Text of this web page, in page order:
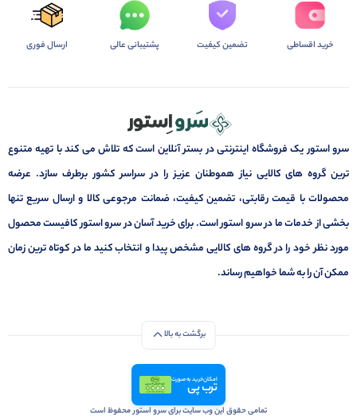
خرید اقساطی تضمین کیفیت پشتیبانی عالی ارسال فوری
سرو استور یک فروشگاه اینترنتی در بستر آنلاین است که تلاش می کند با تهیه متنوع
ترین گروه های کالایی نیاز هموطنان عزیز را در سراسر کشور برطرف سازد. عرضه
محصولات با قیمت رقابتی، تضمین کیفیت، ضمانت مرجوعی کالا و ارسال سریع تنها
بخشی از خدمات ما در سرو استور است. برای خرید آسان در سرو استور کافیست محصول
مورد نظر خود را در گروه های کالایی مشخص پیدا و انتخاب کنید ما در کوتاه ترین زمان
ممکن آن را به شما خواهیم رساند.
برگشت به بالا
امکان خرید به صورت
ترب پی
تمامی حقوق این وب سایت برای سرو استور محفوظ است